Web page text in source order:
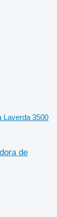
Laverda 3500
de